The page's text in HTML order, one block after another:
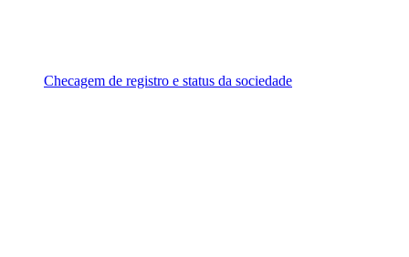
Checagem de registro e status da sociedade